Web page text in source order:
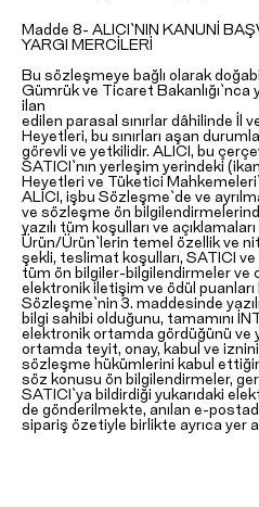
Madde 8- ALICI`NIN KANUNİ
YARGI MERCİLERİ
Bu sözleşmeye bağlı olarak
Gümrük ve Ticaret Bakanlığı`nca
ilan
edilen parasal sınırlar dâhilinde İl
Heyetleri, bu sınırları aşan
görevli ve yetkilidir. ALICI, bu
SATICI`nın yerleşim yerindeki
Heyetleri ve Tüketici
ALICI, işbu Sözleşme`de ve
ve sözleşme ön
yazılı tüm koşulları ve
Ürün/Ürün`lerin temel özellik ve
şekli, teslimat koşulları, SATICI
tüm ön bilgiler-bilgilendirmeler ve
elektronik iletişim ve ödül puanları
Sözleşme`nin 3. maddesinde
bilgi sahibi olduğunu, tamamını
elektronik ortamda gördüğünü ve
ortamda teyit, onay, kabul ve
sözleşme hükümlerini kabul
söz konusu ön bilgilendirmeler,
SATICI`ya bildirdiği yukarıdaki
de gönderilmekte, anılan e-
sipariş özetiyle birlikte ayrıca yer